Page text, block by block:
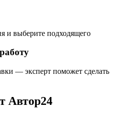
и выберите подходящего
— эксперт поможет сделать
Автор24